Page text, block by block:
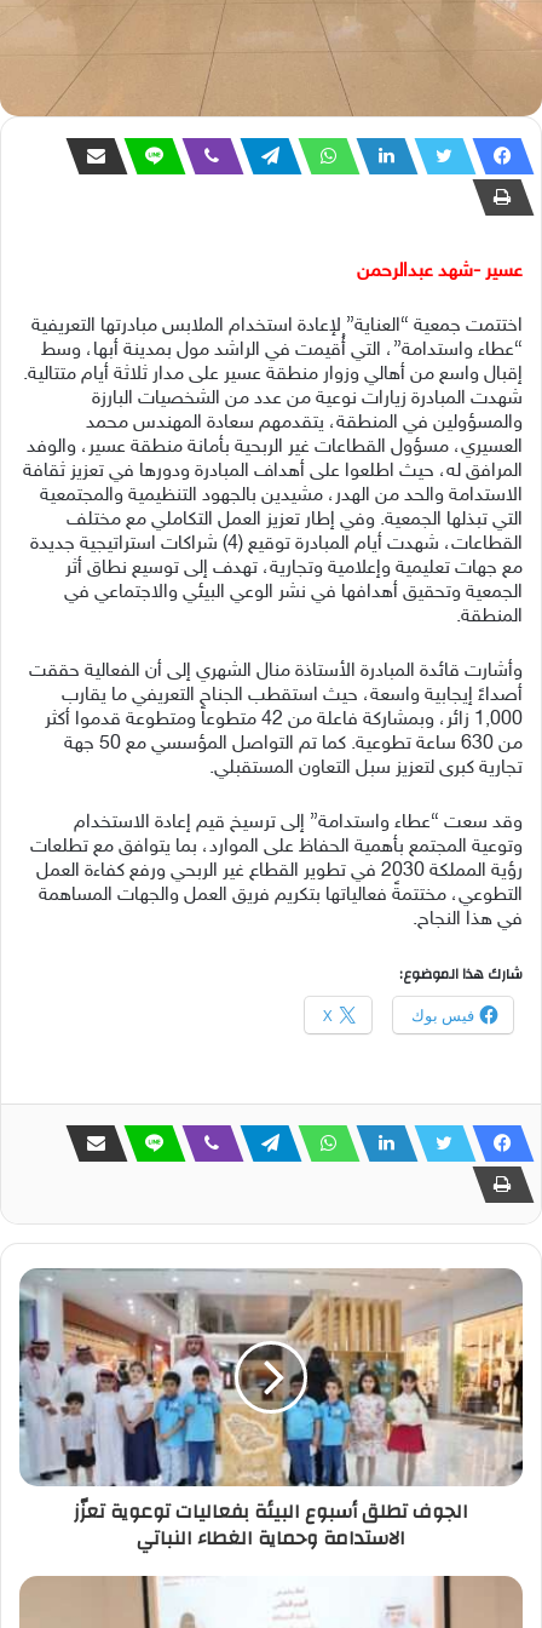
عسير -شهد عبدالرحمن
اختتمت جمعية “العناية” لإعادة استخدام الملابس مبادرتها التعريفية
“عطاء واستدامة”، التي أُقيمت في الراشد مول بمدينة أبها، وسط
إقبال واسع من أهالي وزوار منطقة عسير على مدار ثلاثة أيام متتالية.
شهدت المبادرة زيارات نوعية من عدد من الشخصيات البارزة
والمسؤولين في المنطقة، يتقدمهم سعادة المهندس محمد
العسيري، مسؤول القطاعات غير الربحية بأمانة منطقة عسير، والوفد
المرافق له، حيث اطلعوا على أهداف المبادرة ودورها في تعزيز ثقافة
الاستدامة والحد من الهدر، مشيدين بالجهود التنظيمية والمجتمعية
التي تبذلها الجمعية. وفي إطار تعزيز العمل التكاملي مع مختلف
القطاعات، شهدت أيام المبادرة توقيع (4) شراكات استراتيجية جديدة
مع جهات تعليمية وإعلامية وتجارية، تهدف إلى توسيع نطاق أثر
الجمعية وتحقيق أهدافها في نشر الوعي البيئي والاجتماعي في
المنطقة.
وأشارت قائدة المبادرة الأستاذة منال الشهري إلى أن الفعالية حققت
أصداءً إيجابية واسعة، حيث استقطب الجناح التعريفي ما يقارب
1,000 زائر، وبمشاركة فاعلة من 42 متطوعاً ومتطوعة قدموا أكثر
من 630 ساعة تطوعية. كما تم التواصل المؤسسي مع 50 جهة
تجارية كبرى لتعزيز سبل التعاون المستقبلي.
وقد سعت “عطاء واستدامة” إلى ترسيخ قيم إعادة الاستخدام
وتوعية المجتمع بأهمية الحفاظ على الموارد، بما يتوافق مع تطلعات
رؤية المملكة 2030 في تطوير القطاع غير الربحي ورفع كفاءة العمل
التطوعي، مختتمةً فعالياتها بتكريم فريق العمل والجهات المساهمة
في هذا النجاح.
شارك هذا الموضوع:
فيس بوك X
الجوف تطلق أسبوع البيئة بفعاليات توعوية تعزّز
الاستدامة وحماية الغطاء النباتي